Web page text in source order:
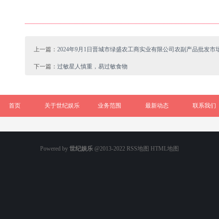
上一篇： 2024年9月1日晋城市绿盛农工商实业有限公司农副产品批发市
下一篇： 过敏星人慎重，易过敏食物
首页 关于世纪娱乐 业务范围 最新动态 联系我们
Powered by 世纪娱乐 @2013-2022 RSS地图 HTML地图